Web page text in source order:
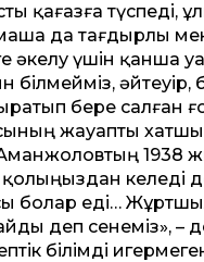
қағазға түспеді,
да тағдырлы
әкелу үшін қанша
білмейміз,
бере салған
жауапты
1938
қолыңыздан келеді
болар еді…
деп
білімді